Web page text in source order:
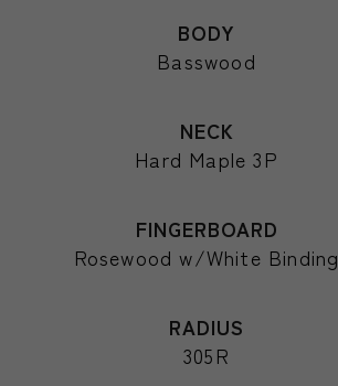
BODY
Basswood
NECK
Hard Maple 3P
FINGERBOARD
Rosewood w/White Binding
RADIUS
305R